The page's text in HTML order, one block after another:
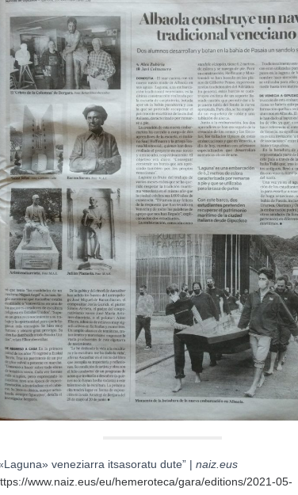
veneziarra itsasoratu dute” | naiz.eus
www.naiz.eus/eu/hemeroteca/gara/editions/2021-05-